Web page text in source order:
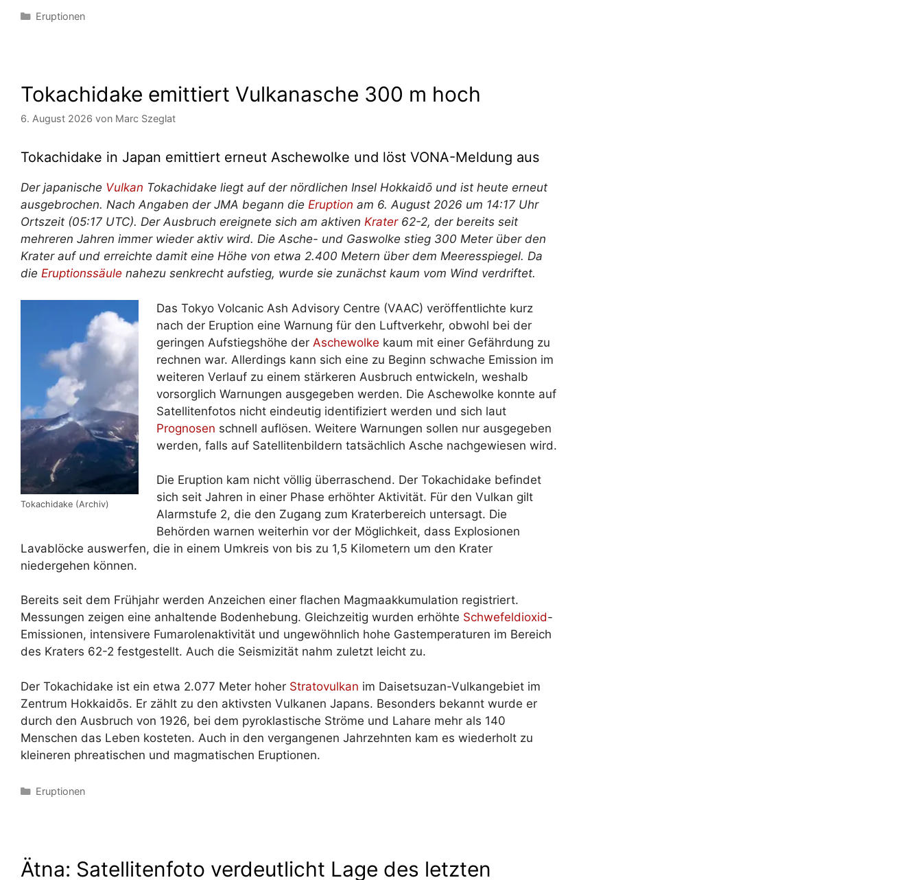
Kategorien
Eruptionen
Tokachidake emittiert Vulkanasche 300 m hoch
6. August 2026 von Marc Szeglat
Tokachidake in Japan emittiert erneut Aschewolke und löst VONA-Meldung aus
Der japanische Vulkan Tokachidake liegt auf der nördlichen Insel Hokkaidō und ist heute erneut
ausgebrochen. Nach Angaben der JMA begann die Eruption am 6. August 2026 um 14:17 Uhr
Ortszeit (05:17 UTC). Der Ausbruch ereignete sich am aktiven Krater62-2, der bereits seit
mehreren Jahren immer wieder aktiv wird. Die Asche- und Gaswolke stieg 300 Meter über den
Krater auf und erreichte damit eine Höhe von etwa 2.400 Metern über dem Meeresspiegel. Da
die Eruptionssäule nahezu senkrecht aufstieg, wurde sie zunächst kaum vom Wind verdriftet.
Tokachidake (Archiv)
Das Tokyo Volcanic Ash Advisory Centre (VAAC) veröffentlichte kurz
nach der Eruption eine Warnung für den Luftverkehr, obwohl bei der
geringen Aufstiegshöhe der Aschewolke kaum mit einer Gefährdung zu
rechnen war. Allerdings kann sich eine zu Beginn schwache Emission im
weiteren Verlauf zu einem stärkeren Ausbruch entwickeln, weshalb
vorsorglich Warnungen ausgegeben werden. Die Aschewolke konnte auf
Satellitenfotos nicht eindeutig identifiziert werden und sich laut
Prognosen schnell auflösen. Weitere Warnungen sollen nur ausgegeben
werden, falls auf Satellitenbildern tatsächlich Asche nachgewiesen wird.
Die Eruption kam nicht völlig überraschend. Der Tokachidake befindet
sich seit Jahren in einer Phase erhöhter Aktivität. Für den Vulkan gilt
Alarmstufe 2, die den Zugang zum Kraterbereich untersagt. Die
Behörden warnen weiterhin vor der Möglichkeit, dass Explosionen
Lavablöcke auswerfen, die in einem Umkreis von bis zu 1,5 Kilometern um den Krater
niedergehen können.
Bereits seit dem Frühjahr werden Anzeichen einer flachen Magmaakkumulation registriert.
Messungen zeigen eine anhaltende Bodenhebung. Gleichzeitig wurden erhöhte Schwefeldioxid-
Emissionen, intensivere Fumarolenaktivität und ungewöhnlich hohe Gastemperaturen im Bereich
des Kraters 62-2 festgestellt. Auch die Seismizität nahm zuletzt leicht zu.
Der Tokachidake ist ein etwa 2.077 Meter hoher Stratovulkan im Daisetsuzan-Vulkangebiet im
Zentrum Hokkaidōs. Er zählt zu den aktivsten Vulkanen Japans. Besonders bekannt wurde er
durch den Ausbruch von 1926, bei dem pyroklastische Ströme und Lahare mehr als 140
Menschen das Leben kosteten. Auch in den vergangenen Jahrzehnten kam es wiederholt zu
kleineren phreatischen und magmatischen Eruptionen.
Kategorien
Eruptionen
Ätna: Satellitenfoto verdeutlicht Lage des letzten